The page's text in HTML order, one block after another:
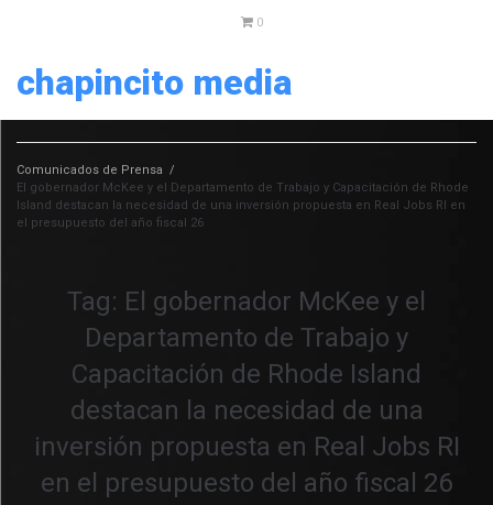
0
chapincito media
Comunicados de Prensa /
El gobernador McKee y el Departamento de Trabajo y Capacitación de Rhode
Island destacan la necesidad de una inversión propuesta en Real Jobs RI en
el presupuesto del año fiscal 26
Tag: El gobernador McKee y el
Departamento de Trabajo y
Capacitación de Rhode Island
destacan la necesidad de una
inversión propuesta en Real Jobs RI
en el presupuesto del año fiscal 26